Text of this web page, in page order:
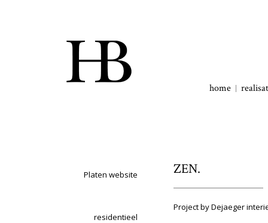
home
Platen website
residentieel
ZEN.
Project by Dejaeger